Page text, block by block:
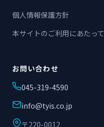
個人情報保護方針
本サイトのご利用にあたって
お問い合わせ
045-319-4590
info@tyis.co.jp
〒220-0012